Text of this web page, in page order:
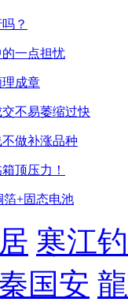
？
的一点担忧
成章
不易萎缩过快
做补涨品种
顶压力！
箔+固态电池
寒江
国安